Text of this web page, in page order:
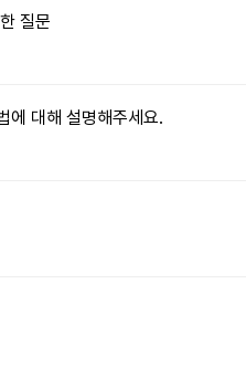
질문
대해 설명해주세요.